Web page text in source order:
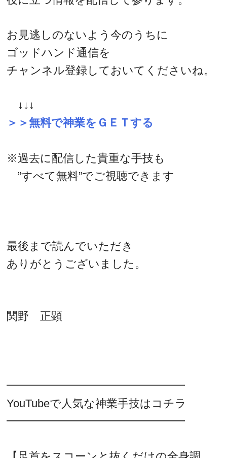
お見逃しのないよう今のうちに
ゴッドハンド通信を
チャンネル登録しておいてくださいね。
↓↓↓
＞＞無料で神業をＧＥＴする
※過去に配信した貴重な手技も
”すべて無料”でご視聴できます
最後まで読んでいただき
ありがとうございました。
関野 正顕
━━━━━━━━━━━━━━━━
YouTubeで人気な神業手技はコチラ
━━━━━━━━━━━━━━━━